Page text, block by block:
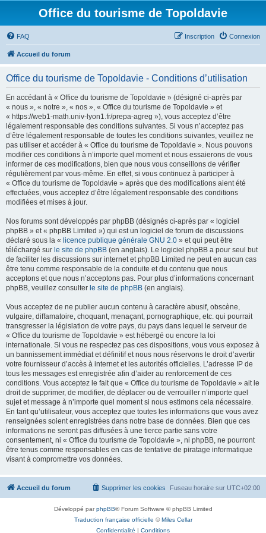
Office du tourisme de Topoldavie
FAQ Connexion
Inscription
Accueil du forum
Office du tourisme de Topoldavie - Conditions d’utilisation
En accédant à « Office du tourisme de Topoldavie » (désigné ci-après par
« nous », « notre », « nos », « Office du tourisme de Topoldavie » et
« https://web1-math.univ-lyon1.fr/prepa-agreg »), vous acceptez d’être
légalement responsable des conditions suivantes. Si vous n’acceptez pas
d’être légalement responsable de toutes les conditions suivantes, veuillez ne
pas utiliser et accéder à « Office du tourisme de Topoldavie ». Nous pouvons
modifier ces conditions à n’importe quel moment et nous essaierons de vous
informer de ces modifications, bien que nous vous conseillons de vérifier
régulièrement par vous-même. En effet, si vous continuez à participer à
« Office du tourisme de Topoldavie » après que des modifications aient été
effectuées, vous acceptez d’être légalement responsable des conditions
modifiées et mises à jour.
Nos forums sont développés par phpBB (désignés ci-après par « logiciel
phpBB » et « phpBB Limited ») qui est un logiciel de forum de discussions
déclaré sous la « licence publique générale GNU 2.0 » et qui peut être
téléchargé sur le site de phpBB (en anglais). Le logiciel phpBB a pour seul but
de faciliter les discussions sur internet et phpBB Limited ne peut en aucun cas
être tenu comme responsable de la conduite et du contenu que nous
acceptons et que nous n’acceptons pas. Pour plus d’informations concernant
phpBB, veuillez consulter le site de phpBB (en anglais).
Vous acceptez de ne publier aucun contenu à caractère abusif, obscène,
vulgaire, diffamatoire, choquant, menaçant, pornographique, etc. qui pourrait
transgresser la législation de votre pays, du pays dans lequel le serveur de
« Office du tourisme de Topoldavie » est hébergé ou encore la loi
internationale. Si vous ne respectez pas ces dispositions, vous vous exposez à
un bannissement immédiat et définitif et nous nous réservons le droit d’avertir
votre fournisseur d’accès à internet et les autorités officielles. L’adresse IP de
tous les messages est enregistrée afin d’aider au renforcement de ces
conditions. Vous acceptez le fait que « Office du tourisme de Topoldavie » ait le
droit de supprimer, de modifier, de déplacer ou de verrouiller n’importe quel
sujet et message à n’importe quel moment si nous estimons cela nécessaire.
En tant qu’utilisateur, vous acceptez que toutes les informations que vous avez
renseignées soient enregistrées dans notre base de données. Bien que ces
informations ne seront pas diffusées à une tierce partie sans votre
consentement, ni « Office du tourisme de Topoldavie », ni phpBB, ne pourront
être tenus comme responsables en cas de tentative de piratage informatique
visant à compromettre vos données.
Accueil du forum Fuseau horaire sur UTC+02:00
Supprimer les cookies
Développé parphpBB® Forum Software © phpBB Limited
Traduction française officielle ©Miles Cellar
Confidentialité | Conditions